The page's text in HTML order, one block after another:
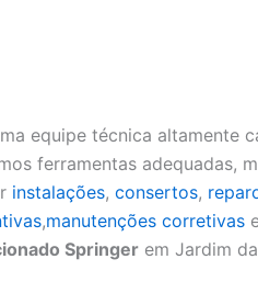
equipe técnica altamente
ferramentas adequadas,
instalações, consertos,
,manutenções corretivas
Springer em Jardim